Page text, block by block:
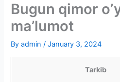
Bugun qimor
ma’lumot
Byadmin/January 3, 2024
Tarkib